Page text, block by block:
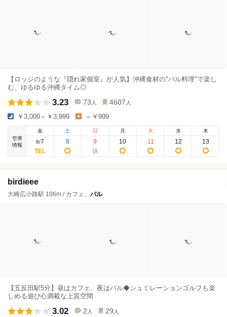
【ロッジのような『隠れ家個室』が人気】沖縄食材の"バル料理"で楽し
む、ゆるゆる沖縄タイム◎
3.23 73 人 4607 人
￥3,000～￥3,999 ～￥999
空席
情報
金
8/7
土
8
日
9
月
10
火
11
水
12
木
13
birdieee
大崎広小路駅 106m / カフェ、 バル
【五反田駅5分】昼はカフェ、夜はバル◆シュミレーションゴルフも楽
しめる遊び心満載な上質空間
3.02 2 人 29 人